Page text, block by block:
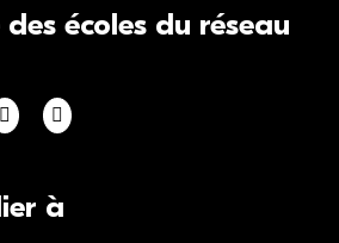
écoles du réseau
à